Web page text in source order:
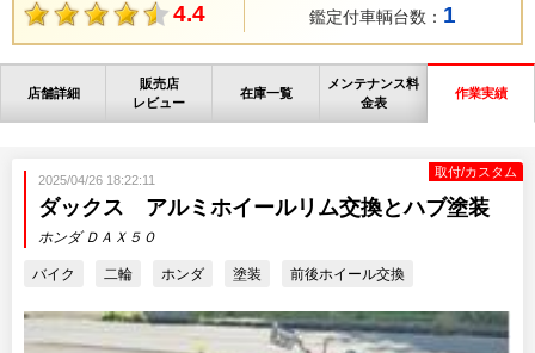
4.4 鑑定付車輌台数： 1
店舗詳細
販売店
レビュー
在庫一覧
メンテナンス料
金表
作業実績
取付/カスタム
2025/04/26 18:22:11
ダックス アルミホイールリム交換とハブ塗装
ホンダ ＤＡＸ５０
バイク 二輪 ホンダ 塗装 前後ホイール交換